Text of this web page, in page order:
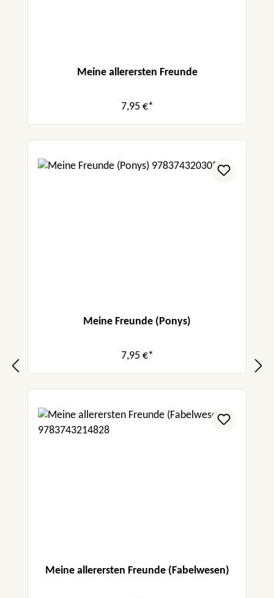
Meine allerersten Freunde
7,95 €*
Meine Freunde (Ponys)
7,95 €*
Meine allerersten Freunde (Fabelwesen)